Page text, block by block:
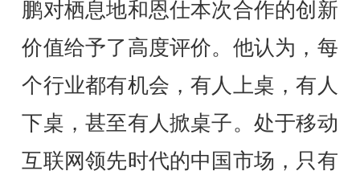
鹏对栖息地和恩仕本次合作的创新
价值给予了高度评价。他认为，每
个行业都有机会，有人上桌，有人
下桌，甚至有人掀桌子。处于移动
互联网领先时代的中国市场，只有